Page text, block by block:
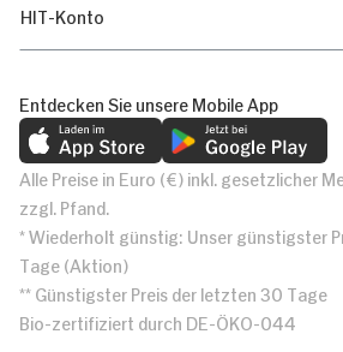
HIT-Konto
Entdecken Sie unsere Mobile App
Alle Preise in Euro (€) inkl. gesetzlicher
zzgl. Pfand.
* Wiederholt günstig: Unser günstigster
Tage (Aktion)
** Günstigster Preis der letzten 30 Tage
Bio-zertifiziert durch DE-ÖKO-044